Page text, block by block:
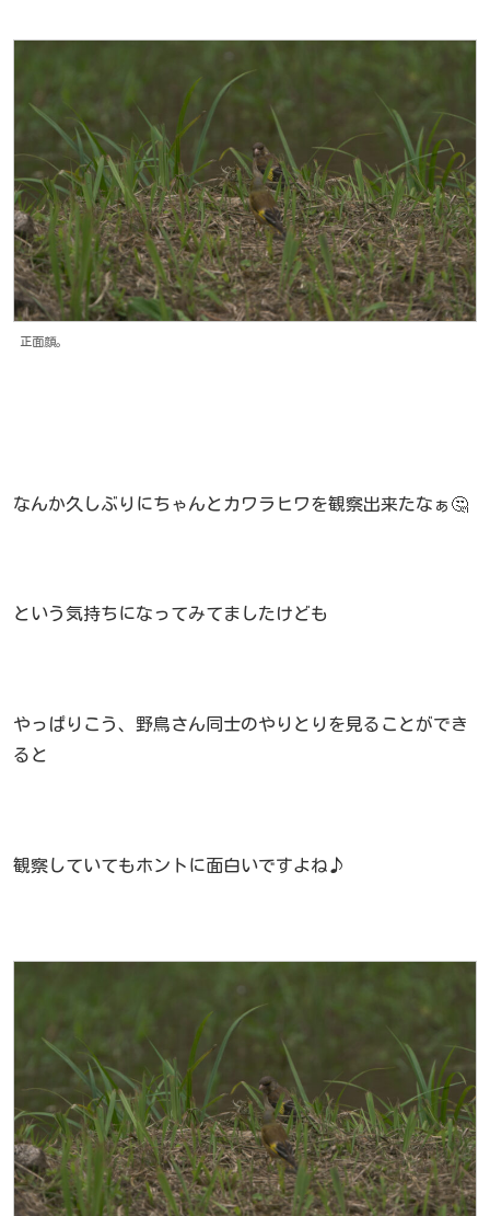
正面顔。
なんか久しぶりにちゃんとカワラヒワを観察出来たなぁ🤔
という気持ちになってみてましたけども
やっぱりこう、野鳥さん同士のやりとりを見ることができ
ると
観察していてもホントに面白いですよね♪